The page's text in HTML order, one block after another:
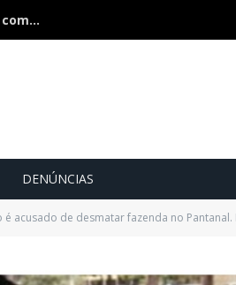
Polícia divulga foto e faz caçada a suspeito de matar companheira na frente dos filhos
DENÚNCIAS
acusado de desmatar fazenda no Pantanal.